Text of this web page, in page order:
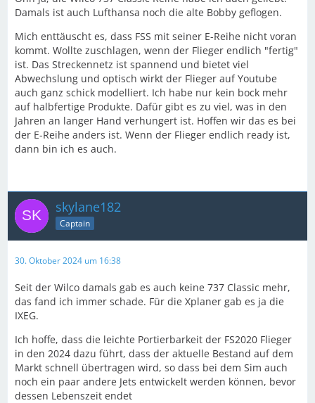
Damals ist auch Lufthansa noch die alte Bobby geflogen.
Mich enttäuscht es, dass FSS mit seiner E-Reihe nicht voran
kommt. Wollte zuschlagen, wenn der Flieger endlich "fertig"
ist. Das Streckennetz ist spannend und bietet viel
Abwechslung und optisch wirkt der Flieger auf Youtube
auch ganz schick modelliert. Ich habe nur kein bock mehr
auf halbfertige Produkte. Dafür gibt es zu viel, was in den
Jahren an langer Hand verhungert ist. Hoffen wir das es bei
der E-Reihe anders ist. Wenn der Flieger endlich ready ist,
dann bin ich es auch.
skylane182
Captain
30. Oktober 2024 um 16:38
Seit der Wilco damals gab es auch keine 737 Classic mehr,
das fand ich immer schade. Für die Xplaner gab es ja die
IXEG.
Ich hoffe, dass die leichte Portierbarkeit der FS2020 Flieger
in den 2024 dazu führt, dass der aktuelle Bestand auf dem
Markt schnell übertragen wird, so dass bei dem Sim auch
noch ein paar andere Jets entwickelt werden können, bevor
dessen Lebenszeit endet